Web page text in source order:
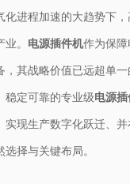
化进程加速的大趋势下
。 电源插件机作为保障
，其战略价值已远超单
稳定可靠的专业级电源
实现生产数字化跃迁、
择与关键布局。